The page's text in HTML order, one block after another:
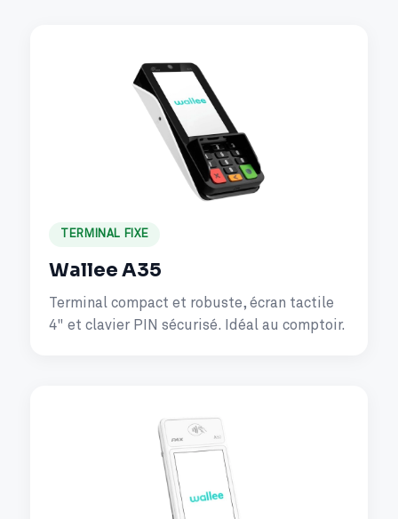
TERMINAL FIXE
Wallee A35
Terminal compact et robuste, écran tactile
4" et clavier PIN sécurisé. Idéal au comptoir.